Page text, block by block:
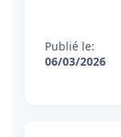
Publié le:
06/03/2026